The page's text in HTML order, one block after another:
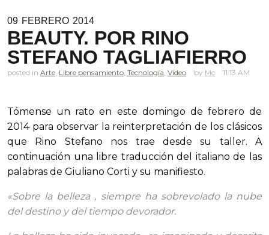
09 FEBRERO 2014
BEAUTY. POR RINO
STEFANO TAGLIAFIERRO
posted in Arte, Libre pensamiento, Tecnología, Video Mc 11.13 AM
Tómense un rato en este domingo de febrero de
2014 para observar la reinterpretación de los clásicos
que Rino Stefano nos trae desde su taller. A
continuación una libre traducción del italiano de las
palabras de Giuliano Corti y su manifiesto.
«Sobre la belleza , siempre ha sobrevolado la nube
del destino y del tiempo devorador.